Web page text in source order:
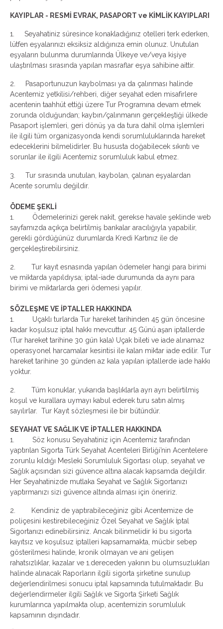
KAYIPLAR - RESMİ EVRAK, PASAPORT ve KİMLİK KAYIPLARI
1. Seyahatiniz süresince konakladığınız otelleri terk ederken,
lütfen eşyalarınızı eksiksiz aldığınıza emin olunuz. Unutulan
eşyaların bulunma durumlarında Ülkeye ve/veya kişiye
ulaştırılması sırasında yapılan masraflar eşya sahibine aittir.
2. Pasaportunuzun kaybolması ya da çalınması halinde
Acentemiz yetkilisi/rehberi, diğer seyahat eden misafirlere
acentenin taahhüt ettiği üzere Tur Programına devam etmek
zorunda olduğundan; kaybın/çalınmanın gerçekleştiği ülkede
Pasaport işlemleri, geri dönüş ya da tura dahil olma işlemleri
ile ilgili tüm organizasyonda kendi sorumluluklarında hareket
edeceklerini bilmelidirler. Bu hususta doğabilecek sıkıntı ve
sorunlar ile ilgili Acentemiz sorumluluk kabul etmez.
3. Tur sırasında unutulan, kaybolan, çalınan eşyalardan
Acente sorumlu değildir.
ÖDEME ŞEKLİ
1. Ödemelerinizi gerek nakit, gerekse havale şeklinde web
sayfamızda açıkça belirtilmiş bankalar aracılığıyla yapabilir,
gerekli gördüğünüz durumlarda Kredi Kartınız ile de
gerçekleştirebilirsiniz.
2. Tur kayıt esnasında yapılan ödemeler hangi para birimi
ve miktarda yapıldıysa; iptal-iade durumunda da aynı para
birimi ve miktarlarda geri ödemesi yapılır.
SÖZLEŞME VE İPTALLER HAKKINDA
1. Uçaklı turlarda Tur hareket tarihinden 45 gün öncesine
kadar koşulsuz iptal hakkı mevcuttur. 45 Günü aşan iptallerde
(Tur hareket tarihine 30 gün kala) Uçak bileti ve iade alınamaz
operasyonel harcamalar kesintisi ile kalan miktar iade edilir. Tur
hareket tarihine 30 günden az kala yapılan iptallerde iade hakkı
yoktur.
2. Tüm konuklar, yukarıda başlıklarla ayrı ayrı belirtilmiş
koşul ve kurallara uymayı kabul ederek turu satın almış
sayılırlar. Tur Kayıt sözleşmesi ile bir bütündür.
SEYAHAT VE SAĞLIK VE İPTALLER HAKKINDA
1. Söz konusu Seyahatiniz için Acentemiz tarafından
yaptırılan Sigorta Türk Seyahat Acenteleri Birliği’nin Acentelere
zorunlu kıldığı Mesleki Sorumluluk Sigortası olup, seyahat ve
Sağlık açısından sizi güvence altına alacak kapsamda değildir.
Her Seyahatinizde mutlaka Seyahat ve Sağlık Sigortanızı
yaptırmanızı sizi güvence altında alması için öneririz.
2. Kendiniz de yaptırabileceğiniz gibi Acentemize de
poliçesini kestirebileceğiniz Özel Seyahat ve Sağlık İptal
Sigortanızı edinebilirsiniz. Ancak bilinmelidir ki bu sigorta
kayıtsız ve koşulsuz iptalleri kapsamamakta, mücbir sebep
gösterilmesi halinde, kronik olmayan ve ani gelişen
rahatsızlıklar, kazalar ve 1.dereceden yakının bu olumsuzlukları
halinde alınacak Raporların ilgili sigorta şirketine sunulup
değerlendirilmesi sonucu iptal kapsamında tutulmaktadır. Bu
değerlendirmeler ilgili Sağlık ve Sigorta Şirketi Sağlık
kurumlarınca yapılmakta olup, acentemizin sorumluluk
kapsamının dışındadır.